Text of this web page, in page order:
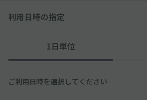
利用日時の指定
1日単位
ご利用日時を選択してください